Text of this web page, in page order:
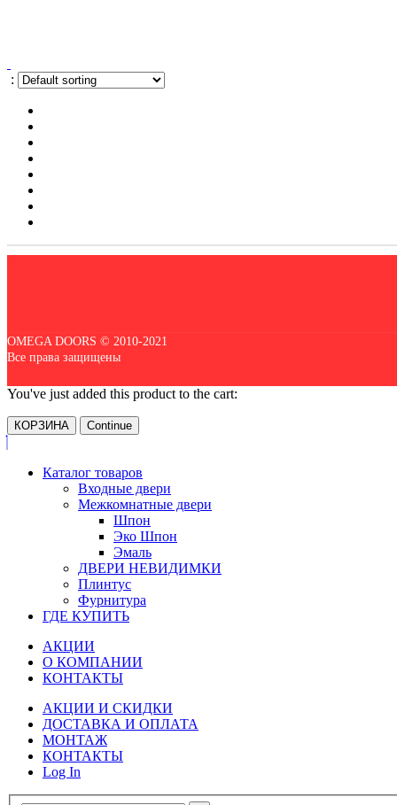
:
OMEGA DOORS © 2010-2021
Все права защищены
You've just added this product to the cart:
КОРЗИНА Continue
Каталог товаров
Входные двери
Межкомнатные двери
Шпон
Эко Шпон
Эмаль
ДВЕРИ НЕВИДИМКИ
Плинтус
Фурнитура
ГДЕ КУПИТЬ
АКЦИИ
О КОМПАНИИ
КОНТАКТЫ
АКЦИИ И СКИДКИ
ДОСТАВКА И ОПЛАТА
МОНТАЖ
КОНТАКТЫ
Log In